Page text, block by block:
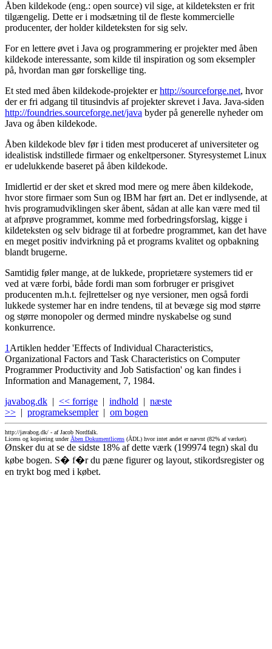
Åben kildekode (eng.: open source) vil sige, at kildeteksten er frit
tilgængelig. Dette er i modsætning til de fleste kommercielle
producenter, der holder kildeteksten for sig selv.
For en lettere øvet i Java og programmering er projekter med åben
kildekode interessante, som kilde til inspiration og som eksempler
på, hvordan man gør forskellige ting.
Et sted med åben kildekode-projekter erhttp://sourceforge.net, hvor
der er fri adgang til titusindvis af projekter skrevet i Java. Java-siden
http://foundries.sourceforge.net/java byder på generelle nyheder om
Java og åben kildekode.
Åben kildekode blev før i tiden mest produceret af universiteter og
idealistisk indstillede firmaer og enkeltpersoner. Styresystemet Linux
er udelukkende baseret på åben kildekode.
Imidlertid er der sket et skred mod mere og mere åben kildekode,
hvor store firmaer som Sun og IBM har ført an. Det er indlysende, at
hvis programudviklingen sker åbent, sådan at alle kan være med til
at afprøve programmet, komme med forbedringsforslag, kigge i
kildeteksten og selv bidrage til at forbedre programmet, kan det have
en meget positiv indvirkning på et programs kvalitet og opbakning
blandt brugerne.
Samtidig føler mange, at de lukkede, proprietære systemers tid er
ved at være forbi, både fordi man som forbruger er prisgivet
producenten m.h.t. fejlrettelser og nye versioner, men også fordi
lukkede systemer har en indre tendens, til at bevæge sig mod større
og større monopoler og dermed mindre nyskabelse og sund
konkurrence.
1 Artiklen hedder 'Effects of Individual Characteristics,
Organizational Factors and Task Characteristics on Computer
Programmer Productivity and Job Satisfaction' og kan findes i
Information and Management, 7, 1984.
javabog.dk | << forrige | indhold | næste
>> | programeksempler| om bogen
http://javabog.dk/ - af Jacob Nordfalk.
Licens og kopiering under Åben Dokumentlicens (ÅDL) hvor intet andet er nævnt (82% af værket).
Ønsker du at se de sidste 18% af dette værk (199974 tegn) skal du
købe bogen. S� f�r du pæne figurer og layout, stikordsregister og
en trykt bog med i købet.